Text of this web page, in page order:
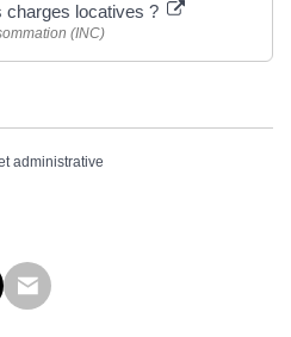
charges locatives ?
(INC)
administrative